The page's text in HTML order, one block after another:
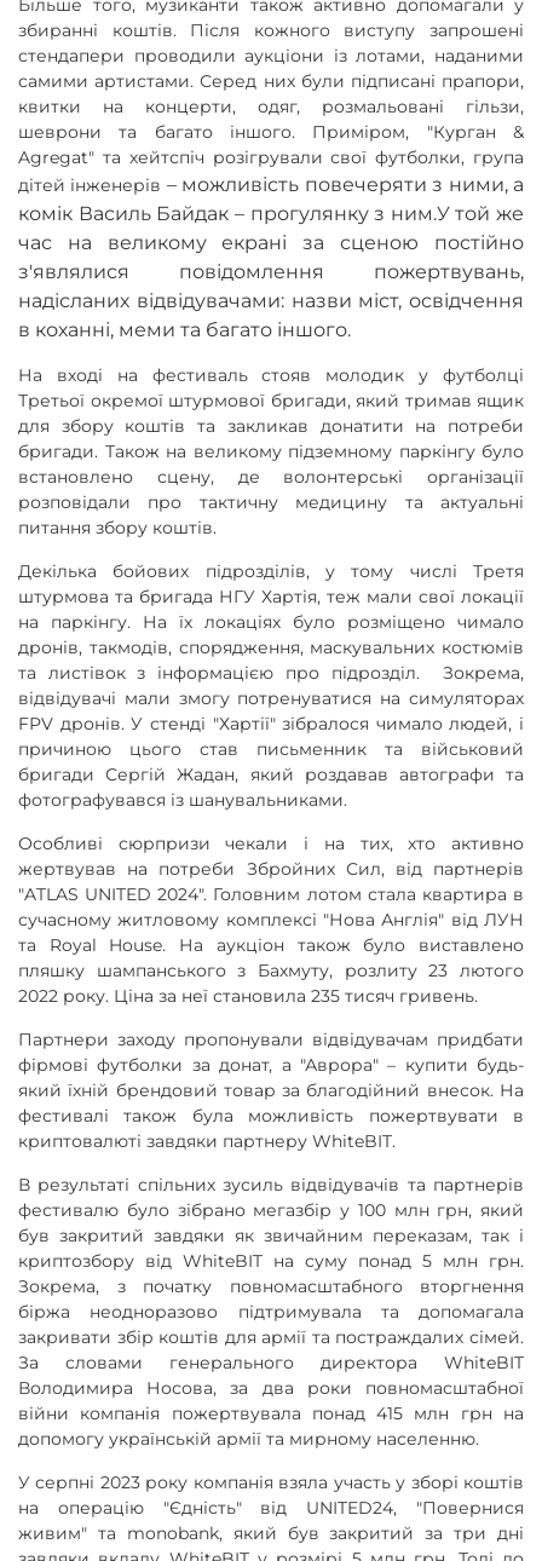
Більше того, музиканти також активно допомагали у
збиранні коштів. Після кожного виступу запрошені
стендапери проводили аукціони із лотами, наданими
самими артистами. Серед них були підписані прапори,
квитки на концерти, одяг, розмальовані гільзи,
шеврони та багато іншого. Приміром, "Курган &
Agregat" та хейтспіч розігрували свої футболки, група
дітей інженерів –можливість повечеряти з ними, а
комік Василь Байдак –прогулянку з ним.У той же
час на великому екрані за сценою постійно
з'являлися повідомлення пожертвувань,
надісланих відвідувачами: назви міст, освідчення
в коханні, меми та багато іншого.
На вході на фестиваль стояв молодик у футболці
Третьої окремої штурмової бригади, який тримав ящик
для збору коштів та закликав донатити на потреби
бригади. Також на великому підземному паркінгу було
встановлено сцену, де волонтерські організації
розповідали про тактичну медицину та актуальні
питання збору коштів.
Декілька бойових підрозділів, у тому числі Третя
штурмова та бригада НГУ Хартія, теж мали свої локації
на паркінгу. На їх локаціях було розміщено чимало
дронів, такмодів, спорядження, маскувальних костюмів
та листівок з інформацією про підрозділ. Зокрема,
відвідувачі мали змогу потренуватися на симуляторах
FPV дронів. У стенді "Хартії" зібралося чимало людей, і
причиною цього став письменник та військовий
бригади Сергій Жадан, який роздавав автографи та
фотографувався із шанувальниками.
Особливі сюрпризи чекали і на тих, хто активно
жертвував на потреби Збройних Сил, від партнерів
"ATLAS UNITED 2024". Головним лотом стала квартира в
сучасному житловому комплексі "Нова Англія" від ЛУН
та Royal House. На аукціон також було виставлено
пляшку шампанського з Бахмуту, розлиту 23 лютого
2022 року. Ціна за неї становила 235 тисяч гривень.
Партнери заходу пропонували відвідувачам придбати
фірмові футболки за донат, а "Аврора" – купити будь-
який їхній брендовий товар за благодійний внесок. На
фестивалі також була можливість пожертвувати в
криптовалюті завдяки партнеру WhiteBIT.
В результаті спільних зусиль відвідувачів та партнерів
фестивалю було зібрано мегазбір у 100 млн грн, який
був закритий завдяки як звичайним переказам, так і
криптозбору від WhiteBIT на суму понад 5 млн грн.
Зокрема, з початку повномасштабного вторгнення
біржа неодноразово підтримувала та допомагала
закривати збір коштів для армії та постраждалих сімей.
За словами генерального директора WhiteBIT
Володимира Носова, за два роки повномасштабної
війни компанія пожертвувала понад 415 млн грн на
допомогу українській армії та мирному населенню.
У серпні 2023 року компанія взяла участь у зборі коштів
на операцію "Єдність" від UNITED24, "Повернися
живим" та monobank, який був закритий за три дні